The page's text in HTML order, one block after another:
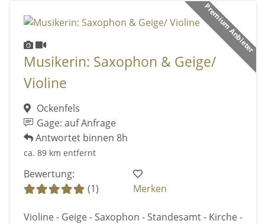
Premium Anbieter
Musikerin: Saxophon & Geige/
Violine
Ockenfels
Gage: auf Anfrage
Antwortet binnen 8h
ca. 89 km entfernt
Bewertung:
(1)
Merken
Violine - Geige - Saxophon - Standesamt - Kirche -